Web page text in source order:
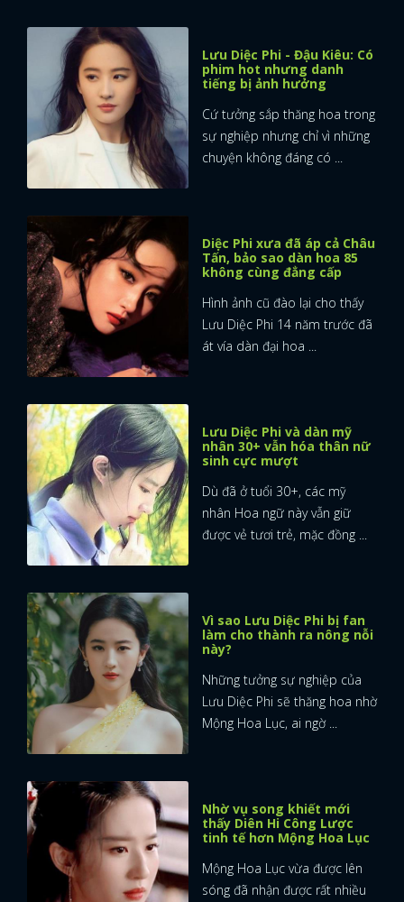
FACEBOOK
Lưu Diệc Phi - Đậu Kiêu: Có
phim hot nhưng danh
tiếng bị ảnh hưởng
Cứ tưởng sắp thăng hoa trong
sự nghiệp nhưng chỉ vì những
chuyện không đáng có ...
Diệc Phi xưa đã áp cả Châu
Tấn, bảo sao dàn hoa 85
không cùng đẳng cấp
Hình ảnh cũ đào lại cho thấy
Lưu Diệc Phi 14 năm trước đã
át vía dàn đại hoa ...
Lưu Diệc Phi và dàn mỹ
nhân 30+ vẫn hóa thân nữ
sinh cực mượt
Dù đã ở tuổi 30+, các mỹ
nhân Hoa ngữ này vẫn giữ
được vẻ tươi trẻ, mặc đồng ...
Vì sao Lưu Diệc Phi bị fan
làm cho thành ra nông nỗi
này?
Những tưởng sự nghiệp của
Lưu Diệc Phi sẽ thăng hoa nhờ
Mộng Hoa Lục, ai ngờ ...
Nhờ vụ song khiết mới
thấy Diên Hi Công Lược
tinh tế hơn Mộng Hoa Lục
Mộng Hoa Lục vừa được lên
sóng đã nhận được rất nhiều